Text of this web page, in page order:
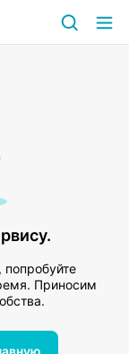
Приносим